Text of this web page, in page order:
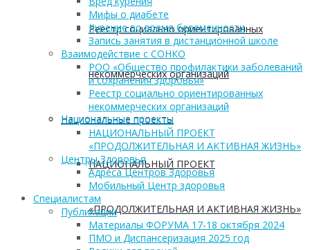
Реестр социально ориентированных
некоммерческих организаций
Национальные проекты
НАЦИОНАЛЬНЫЙ ПРОЕКТ
«ПРОДОЛЖИТЕЛЬНАЯ И АКТИВНАЯ ЖИЗНЬ»
Мифы о диабете
Курение во время беременности
Запись занятия в дистанционной школе
Взаимодействие с СОНКО
РОО «Общество профилактики заболеваний
и сохранения здоровья»
Реестр социально ориентированных
некоммерческих организаций
Национальные проекты
НАЦИОНАЛЬНЫЙ ПРОЕКТ
«ПРОДОЛЖИТЕЛЬНАЯ И АКТИВНАЯ ЖИЗНЬ»
Центры Здоровья
Адреса Центров Здоровья
Мобильный Центр здоровья
Cпециалистам
Публикации
Материалы ФОРУМА 17-18 октября 2024
ПМО и Диспансеризация 2025 год